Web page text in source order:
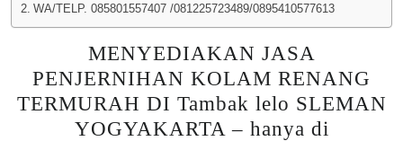
WA/TELP. 085801557407 /081225723489/0895410577613
MENYEDIAKAN JASA
PENJERNIHAN KOLAM RENANG
TERMURAH DI Tambak lelo SLEMAN
YOGYAKARTA – hanya di